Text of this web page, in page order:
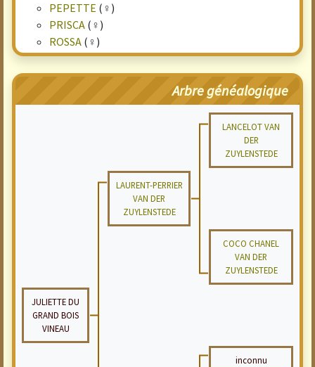
PEPETTE (♀)
PRISCA (♀)
ROSSA (♀)
Arbre généalogique
LANCELOT VAN
DER
ZUYLENSTEDE
LAURENT-PERRIER
VAN DER
ZUYLENSTEDE
COCO CHANEL
VAN DER
ZUYLENSTEDE
JULIETTE DU
GRAND BOIS
VINEAU
inconnu